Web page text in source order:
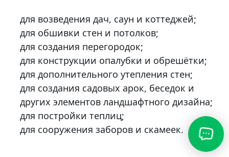
для возведения дач, саун и коттеджей;
для обшивки стен и потолков;
для создания перегородок;
для конструкции опалубки и обрешётки;
для дополнительного утепления стен;
для создания садовых арок, беседок и
других элементов ландшафтного дизайна;
для постройки теплиц;
для сооружения заборов и скамеек.